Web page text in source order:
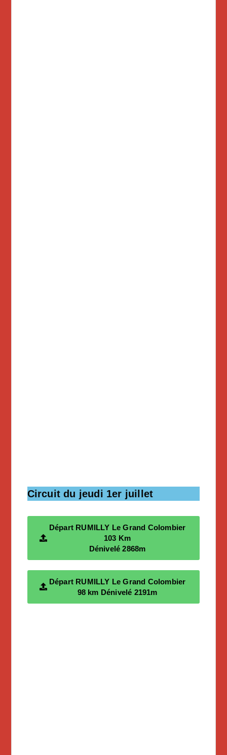
Circuit du jeudi 1er juillet
Départ RUMILLY Le Grand Colombier
103 Km
Dénivelé 2868m
Départ RUMILLY Le Grand Colombier
98 km Dénivelé 2191m